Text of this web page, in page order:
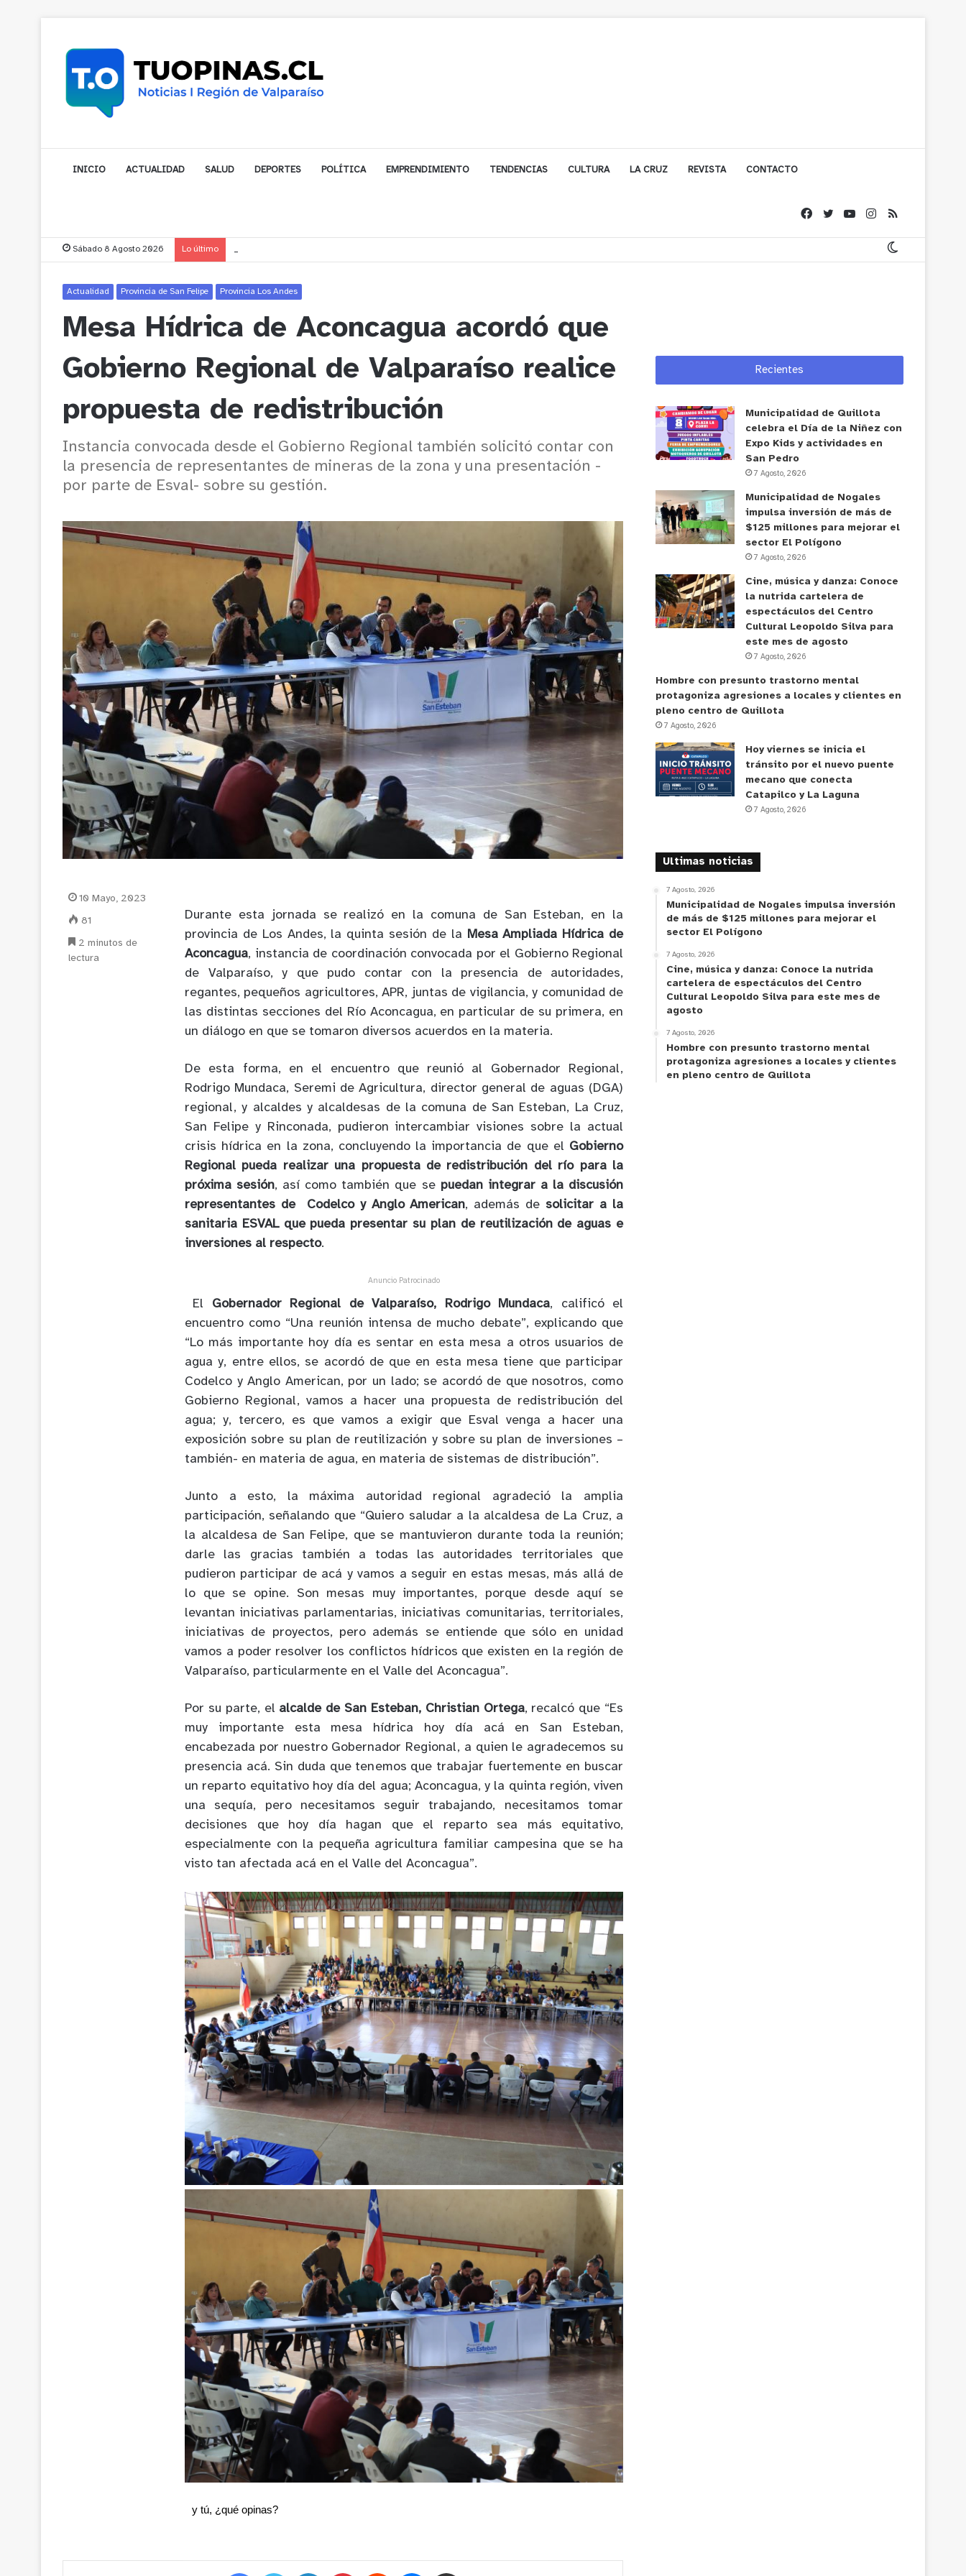
INICIO ACTUALIDAD SALUD DEPORTES POLÍTICA EMPRENDIMIENTO TENDENCIAS CULTURA LA CRUZ REVISTA CONTACTO
Sábado 8 Agosto 2026 Lo último
Actualidad Provincia de San Felipe Provincia Los Andes
Mesa Hídrica de Aconcagua acordó que
Gobierno Regional de Valparaíso realice
propuesta de redistribución
Instancia convocada desde el Gobierno Regional también solicitó contar con
la presencia de representantes de mineras de la zona y una presentación -
por parte de Esval- sobre su gestión.
Durante esta jornada se realizó en la comuna de San Esteban, en la
provincia de Los Andes, la quinta sesión de la Mesa Ampliada Hídrica de
Aconcagua, instancia de coordinación convocada por el Gobierno Regional
de Valparaíso, y que pudo contar con la presencia de autoridades,
regantes, pequeños agricultores, APR, juntas de vigilancia, y comunidad de
las distintas secciones del Río Aconcagua, en particular de su primera, en
un diálogo en que se tomaron diversos acuerdos en la materia.
De esta forma, en el encuentro que reunió al Gobernador Regional,
Rodrigo Mundaca, Seremi de Agricultura, director general de aguas (DGA)
regional, y alcaldes y alcaldesas de la comuna de San Esteban, La Cruz,
San Felipe y Rinconada, pudieron intercambiar visiones sobre la actual
crisis hídrica en la zona, concluyendo la importancia de que el Gobierno
Regional pueda realizar una propuesta de redistribución del río para la
próxima sesión, así como también que se puedan integrar a la discusión
representantes de Codelco y Anglo American, además de solicitar a la
sanitaria ESVAL que pueda presentar su plan de reutilización de aguas e
inversiones al respecto.
Anuncio Patrocinado
El Gobernador Regional de Valparaíso, Rodrigo Mundaca, calificó el
encuentro como “Una reunión intensa de mucho debate”, explicando que
“Lo más importante hoy día es sentar en esta mesa a otros usuarios de
agua y, entre ellos, se acordó de que en esta mesa tiene que participar
Codelco y Anglo American, por un lado; se acordó de que nosotros, como
Gobierno Regional, vamos a hacer una propuesta de redistribución del
agua; y, tercero, es que vamos a exigir que Esval venga a hacer una
exposición sobre su plan de reutilización y sobre su plan de inversiones –
también- en materia de agua, en materia de sistemas de distribución”.
Junto a esto, la máxima autoridad regional agradeció la amplia
participación, señalando que “Quiero saludar a la alcaldesa de La Cruz, a
la alcaldesa de San Felipe, que se mantuvieron durante toda la reunión;
darle las gracias también a todas las autoridades territoriales que
pudieron participar de acá y vamos a seguir en estas mesas, más allá de
lo que se opine. Son mesas muy importantes, porque desde aquí se
levantan iniciativas parlamentarias, iniciativas comunitarias, territoriales,
iniciativas de proyectos, pero además se entiende que sólo en unidad
vamos a poder resolver los conflictos hídricos que existen en la región de
Valparaíso, particularmente en el Valle del Aconcagua”.
Por su parte, el alcalde de San Esteban, Christian Ortega, recalcó que “Es
muy importante esta mesa hídrica hoy día acá en San Esteban,
encabezada por nuestro Gobernador Regional, a quien le agradecemos su
presencia acá. Sin duda que tenemos que trabajar fuertemente en buscar
un reparto equitativo hoy día del agua; Aconcagua, y la quinta región, viven
una sequía, pero necesitamos seguir trabajando, necesitamos tomar
decisiones que hoy día hagan que el reparto sea más equitativo,
especialmente con la pequeña agricultura familiar campesina que se ha
visto tan afectada acá en el Valle del Aconcagua”.
y tú, ¿qué opinas?
10 Mayo, 2023
81
2 minutos de
lectura
Recientes
Municipalidad de Quillota
celebra el Día de la Niñez con
Expo Kids y actividades en
San Pedro
7 Agosto, 2026
Municipalidad de Nogales
impulsa inversión de más de
$125 millones para mejorar el
sector El Polígono
7 Agosto, 2026
Cine, música y danza: Conoce
la nutrida cartelera de
espectáculos del Centro
Cultural Leopoldo Silva para
este mes de agosto
7 Agosto, 2026
Hombre con presunto trastorno mental
protagoniza agresiones a locales y clientes en
pleno centro de Quillota
7 Agosto, 2026
Hoy viernes se inicia el
tránsito por el nuevo puente
mecano que conecta
Catapilco y La Laguna
7 Agosto, 2026
Ultimas noticias
7 Agosto, 2026
Municipalidad de Nogales impulsa inversión
de más de $125 millones para mejorar el
sector El Polígono
7 Agosto, 2026
Cine, música y danza: Conoce la nutrida
cartelera de espectáculos del Centro
Cultural Leopoldo Silva para este mes de
agosto
7 Agosto, 2026
Hombre con presunto trastorno mental
protagoniza agresiones a locales y clientes
en pleno centro de Quillota